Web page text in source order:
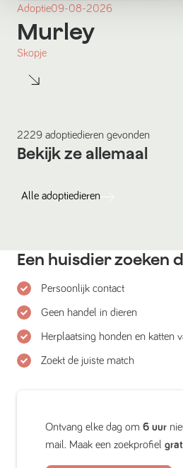
Adoptie09-08-2026
Murley
Skopje
2229 adoptiedieren gevonden
Bekijk ze allemaal
Alle adoptiedieren
Een huisdier zoeken
Persoonlijk contact
Geen handel in dieren
Herplaatsing honden en katten
Zoekt de juiste match
Ontvang elke dag om 6 uur
mail. Maak een zoekprofiel